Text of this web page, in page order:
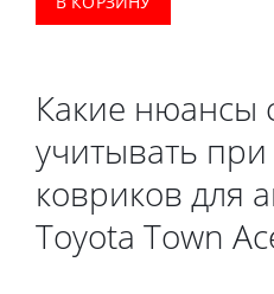
Какие нюансы
учитывать
ковриков для
Toyota Town